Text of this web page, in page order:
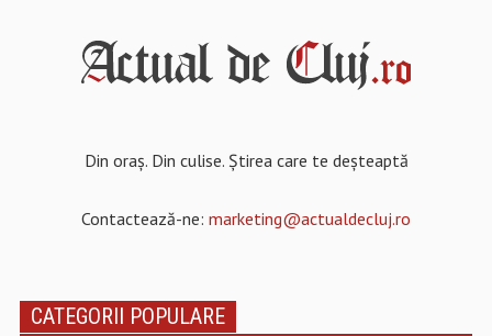
Din oraș. Din culise. Știrea care te deșteaptă
Contactează-ne: marketing@actualdecluj.ro
CATEGORII POPULARE